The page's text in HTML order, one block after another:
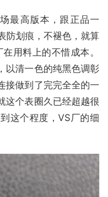
最高版本，跟正品一
防划痕，不褪色，就算
用料上的不惜成本。
以清一色的纯黑色调彰
接做到了完完全全的一
这个表圈久已经超越很
这个程度，VS厂的细